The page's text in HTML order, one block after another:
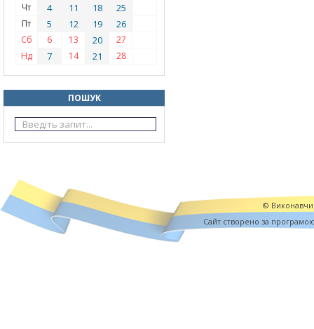
Чт 4 11 18 25
Пт 5 12 19 26
Сб 6 13 20
27
Нд
7 14 21 28
ПОШУК
©
Cайт створено за